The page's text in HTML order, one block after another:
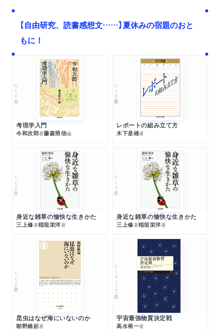
【自由研究、読書感想文……】夏休みの宿題のおと
もに！
ちくま文庫
考現学入門
今和次郎著藤森照信編
ちくま学芸文庫
レポートの組み立て方
木下是雄著
ちくま文庫
身近な雑草の愉快な生きかた
三上修著稲垣栄洋著
ちくま文庫
身近な雑草の愉快な生きかた
三上修著稲垣栄洋著
ちくま新書
昆虫はなぜ海にいないのか
朝野維起著
ちくまプリマー新書
宇宙最強物質決定戦
高水裕一著